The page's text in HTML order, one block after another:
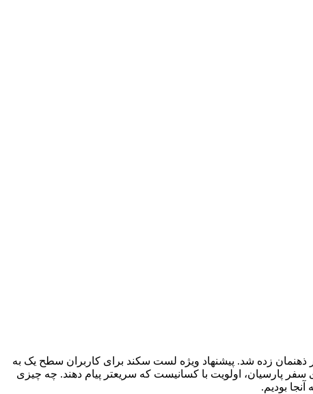
سفری هیجان انگیز در ذهنمان زده شد. پیشنهاد ویژه لست سکند برای کاربران سطح یک به
به مدت یک هفته از آژانس مسافرتی الفبای سفر پارسیان، اولویت با کسانیست که سریعتر پیام دهند. چه چیزی
بودیم.